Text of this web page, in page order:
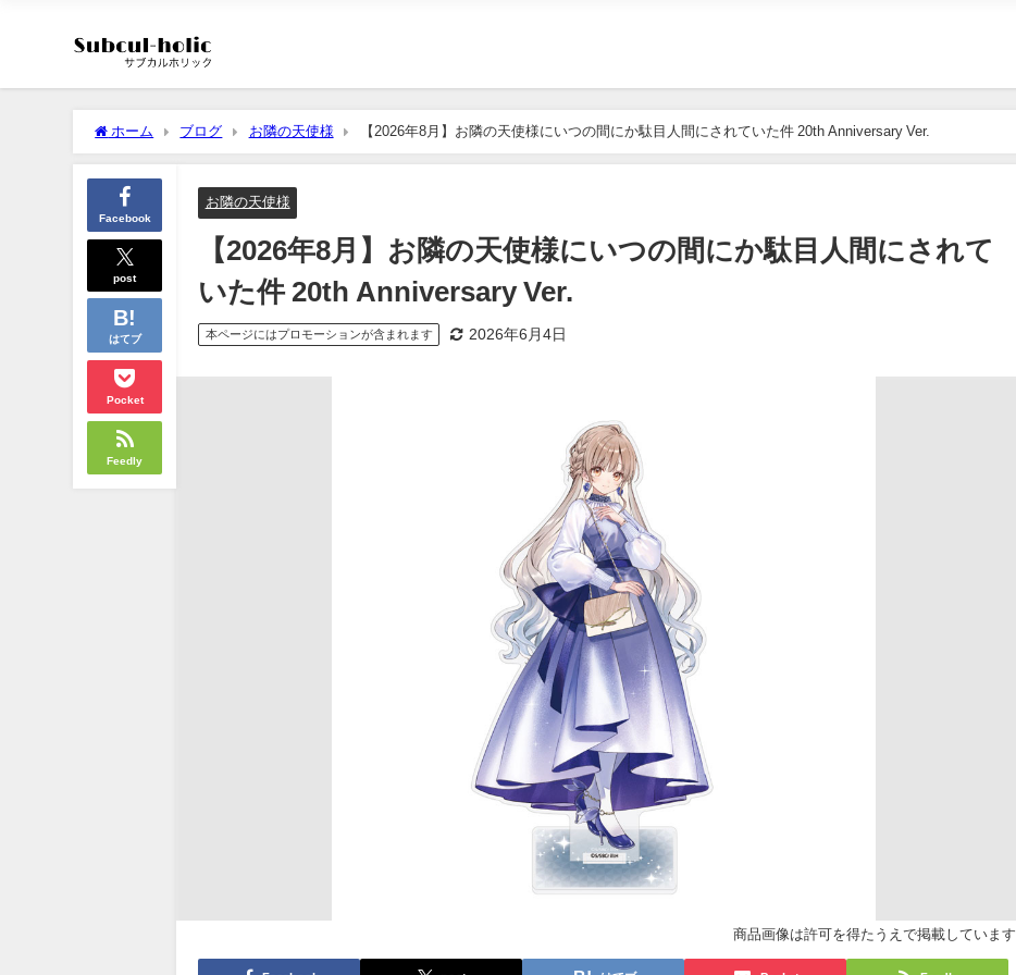
ホーム ブログ お隣の天使様 【2026年8月】お隣の天使様にいつの間にか駄目人間にされていた件 20th Anniversary Ver.
Facebook
post
はてブ
Pocket
Feedly
お隣の天使様
【2026年8月】お隣の天使様にいつの間にか駄目人間にされて
いた件 20th Anniversary Ver.
本ページにはプロモーションが含まれます 2026年6月4日
商品画像は許可を得たうえで掲載しています